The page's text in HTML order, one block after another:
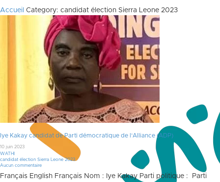
Accueil Category: candidat élection Sierra Leone 2023
Iye Kakay candidat de Parti démocratique de l’Alliance (ADP)
10 juin 2023
WATHI
candidat élection Sierra Leone 2023
Aucun commentaire
Français English Français Nom : Iye Kakay Parti politique : Parti